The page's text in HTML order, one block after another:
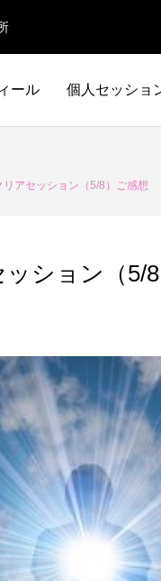
ール 個人セッショ
アセッション（5/8）ご感想
ション（5/